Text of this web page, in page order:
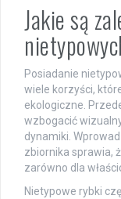
Jakie są
Posiadanie
wiele korzyści,
ekologiczne.
wzbogacić
dynamiki.
zbiornika sprawia,
zarówno dla
Nietypowe rybki